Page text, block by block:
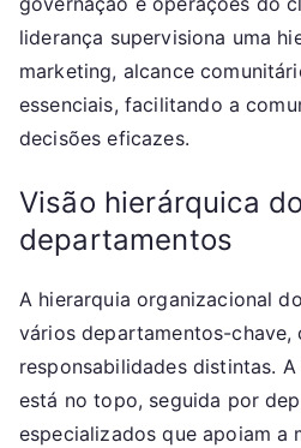
liderança supervisiona uma
marketing, alcance
essenciais, facilitando a
decisões eficazes.
Visão hierárquica
departamentos
A hierarquia organizacional
vários departamentos-chave,
responsabilidades distintas.
está no topo, seguida por
especializados que apoiam a